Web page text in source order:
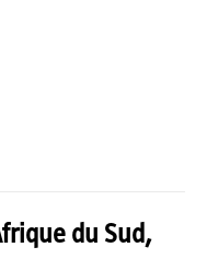
du Sud,